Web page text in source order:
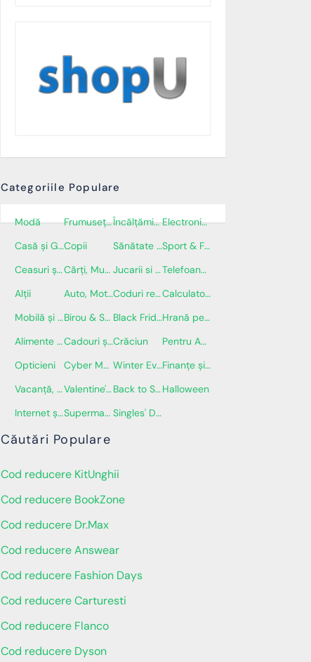
Categoriile Populare
Modă Frumusețe și Cosmetice Încălţăminte
Electronice și electrocasnice
Casă și GrădinăCopii Sănătate și Îngrijire personală
Sport & Fitness
Ceasuri și Bijuterii
Cărți, Muzică și Filme Jucarii si Jocuri
Telefoane, tablete & aparat de fotografiat
Alții
Auto, Moto & Piese Coduri reducere
Calculatoare și Software
Mobilă și locuință
Birou & Scoală Black Friday
Hrană pentru animale & accesorii
Alimente și Băuturi
Cadouri și FloriCrăciun
Pentru Adulți
Opticieni
Cyber Monday Winter Event
Finanțe și Asigurări
Vacanță, Călătorii și Bilete
Valentine's Day Back to School Halloween
Internet și Telecomunicații
Supermarket Singles' Day
Căutări Populare
Cod reducere KitUnghii
Cod reducere BookZone
Cod reducere Dr.Max
Cod reducere Answear
Cod reducere Fashion Days
Cod reducere Carturesti
Cod reducere Flanco
Cod reducere Dyson